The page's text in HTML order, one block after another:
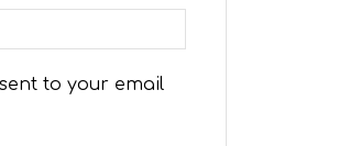
to your email